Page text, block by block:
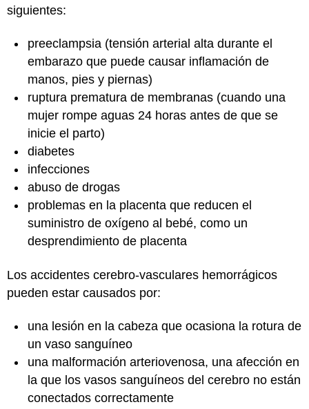
siguientes:
preeclampsia (tensión arterial alta durante el
embarazo que puede causar inflamación de
manos, pies y piernas)
ruptura prematura de membranas (cuando una
mujer rompe aguas 24 horas antes de que se
inicie el parto)
diabetes
infecciones
abuso de drogas
problemas en la placenta que reducen el
suministro de oxígeno al bebé, como un
desprendimiento de placenta
Los accidentes cerebro-vasculares hemorrágicos
pueden estar causados por:
una lesión en la cabeza que ocasiona la rotura de
un vaso sanguíneo
una malformación arteriovenosa, una afección en
la que los vasos sanguíneos del cerebro no están
conectados correctamente